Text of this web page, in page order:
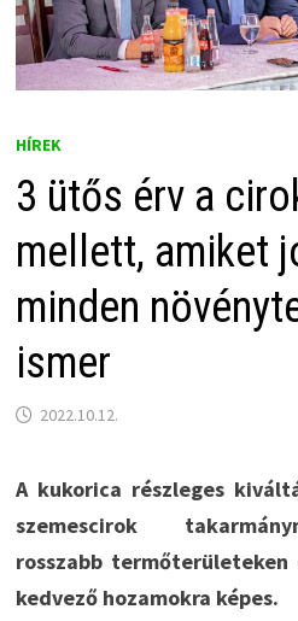
HÍREK
3 ütős érv a
mellett, amiket
minden
ismer
2022.10.12.
A kukorica részleges
szemescirok
rosszabb termőterületeken
kedvező hozamokra képes.